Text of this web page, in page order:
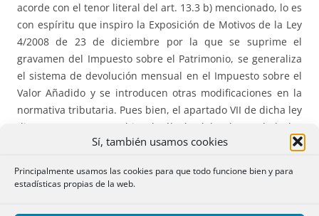
Sí, también usamos cookies
Principalmente usamos las cookies para que todo funcione bien y para
estadísticas propias de la web.
acorde con el tenor literal del art. 13.3 b) mencionado, lo es
con espíritu que inspiro la Exposición de Motivos de la Ley
4/2008 de 23 de diciembre por la que se suprime el
gravamen del Impuesto sobre el Patrimonio, se generaliza
el sistema de devolución mensual en el Impuesto sobre el
Valor Añadido y se introducen otras modificaciones en la
normativa tributaria. Pues bien, el apartado VII de dicha ley
dispone que «se cambia el cálculo del valor real de las
concesiones en las que se haya señalado un canon, precio,
concesionario periódicamente, cuando la duración de la
plazo de la concesión, al 10 por 100 la cantidad anual que